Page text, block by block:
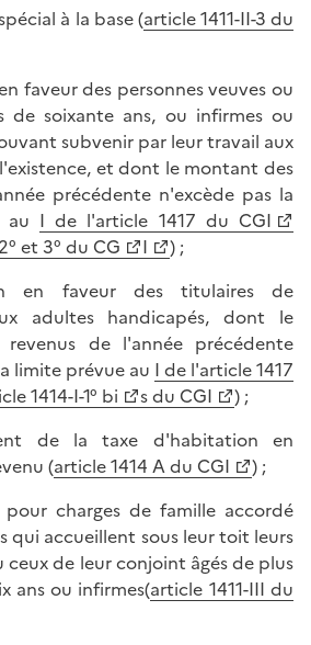
à la base (article 1411-II-3 du
faveur des personnes veuves ou
de soixante ans, ou infirmes ou
subvenir par leur travail aux
et dont le montant des
précédente n'excède pas la
au I de l'article 1417 du CGI
et 3° du CG I
) ;
en faveur des titulaires de
adultes handicapés, dont le
de l'année précédente
limite prévue au I de l'article 1417
1414-I-1° bi s du CGI
) ;
de la taxe d'habitation en
(article 1414 A du CGI
) ;
charges de famille accordé
qui accueillent sous leur toit leurs
ceux de leur conjoint âgés de plus
ans ou infirmes(article 1411-III du